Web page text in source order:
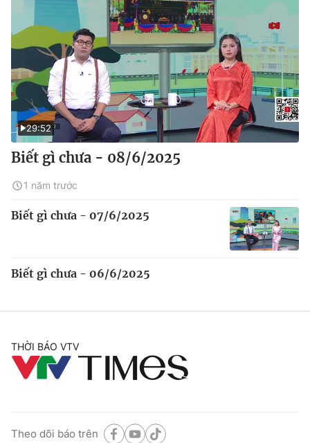
29:52
Biết gì chưa - 08/6/2025
1 năm trước
Biết gì chưa - 07/6/2025
Biết gì chưa - 06/6/2025
THỜI BÁO VTV
Theo dõi báo trên